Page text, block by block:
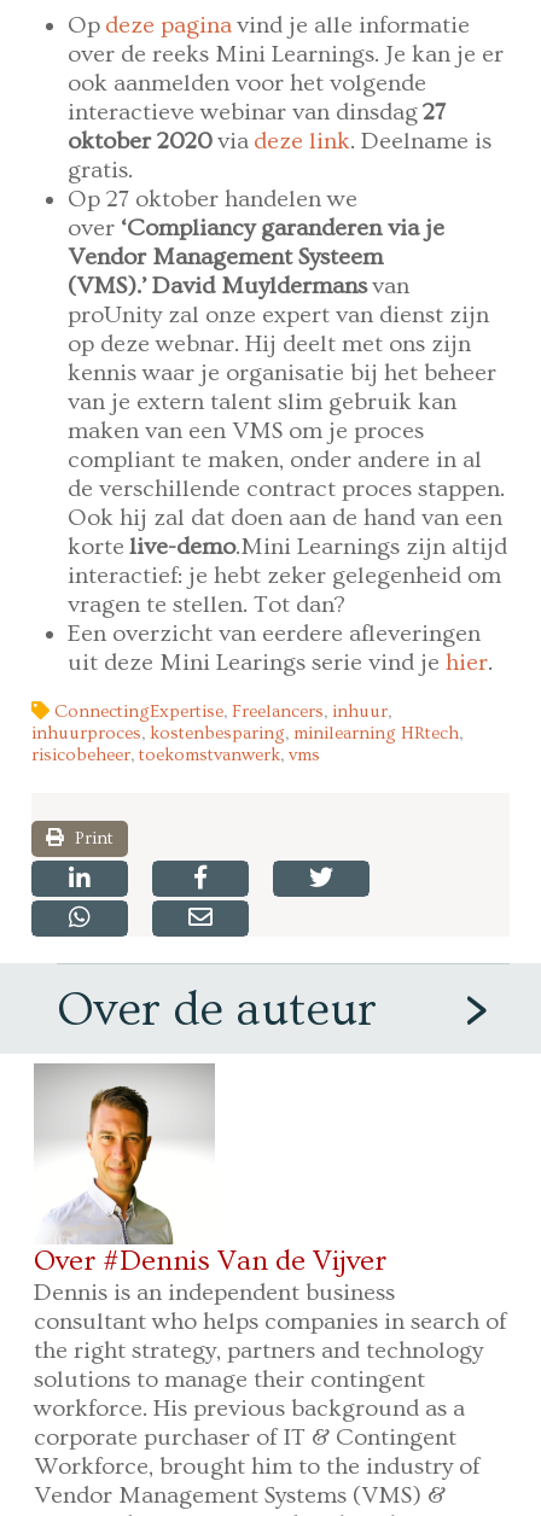
Op deze paginavind je alle informatie
over de reeks Mini Learnings. Je kan je er
ook aanmelden voor het volgende
interactieve webinar van dinsdag27
oktober 2020via deze link. Deelname is
gratis.
Op 27 oktober handelen we
over ‘Compliancy garanderen via je
Vendor Management Systeem
(VMS).’ David Muyldermansvan
proUnity zal onze expert van dienst zijn
op deze webnar. Hij deelt met ons zijn
kennis waar je organisatie bij het beheer
van je extern talent slim gebruik kan
maken van een VMS om je proces
compliant te maken, onder andere in al
de verschillende contract proces stappen.
Ook hij zal dat doen aan de hand van een
kortelive-demo.Mini Learnings zijn altijd
interactief: je hebt zeker gelegenheid om
vragen te stellen. Tot dan?
Een overzicht van eerdere afleveringen
uit deze Mini Learings serie vind jehier.
ConnectingExpertise,Freelancers,inhuur,
inhuurproces,kostenbesparing,minilearning HRtech,
risicobeheer,toekomstvanwerk,vms
Print
Over de auteur
Over #Dennis Van de Vijver
Dennis is an independent business
consultant who helps companies in search of
the right strategy, partners and technology
solutions to manage their contingent
workforce. His previous background as a
corporate purchaser of IT & Contingent
Workforce, brought him to the industry of
Vendor Management Systems (VMS) &